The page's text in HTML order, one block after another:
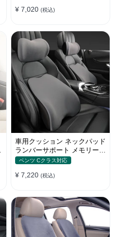
¥ 7,020 (税込)
車用クッション ネックパッド
ランバーサポート メモリーフ
ォーム 姿勢 人間工学 疲労回
ベンツ Cクラス対応
¥ 7,220 (税込)